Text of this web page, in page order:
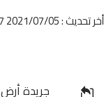
أخر تحديث : 2021/07/05 at 10:07 مساءً
جريدة